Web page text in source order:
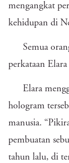
mengangkat
kehidupan di
Semua
perkataan Elara
Elara
hologram
manusia.
pembuatan
tahun lalu, di